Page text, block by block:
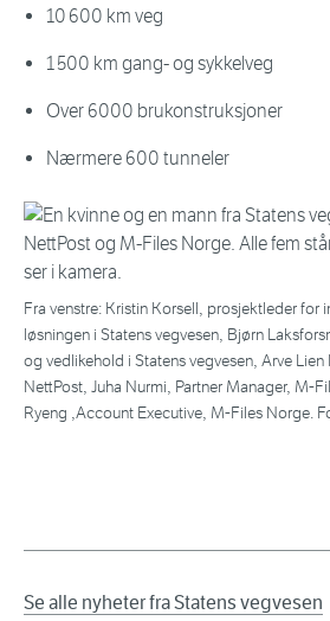
10 600 km veg
1 500 km gang- og sykkelveg
Over 6000 brukonstruksjoner
Nærmere 600 tunneler
Fra venstre: Kristin Korsell, prosjektleder for
løsningen i Statens vegvesen, Bjørn
og vedlikehold i Statens vegvesen, Arve
NettPost, Juha Nurmi, Partner Manager, M-
Ryeng ,Account Executive, M-Files Norge.
Se alle nyheter fra Statens vegvesen